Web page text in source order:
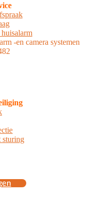
-en camera systemen
sturing